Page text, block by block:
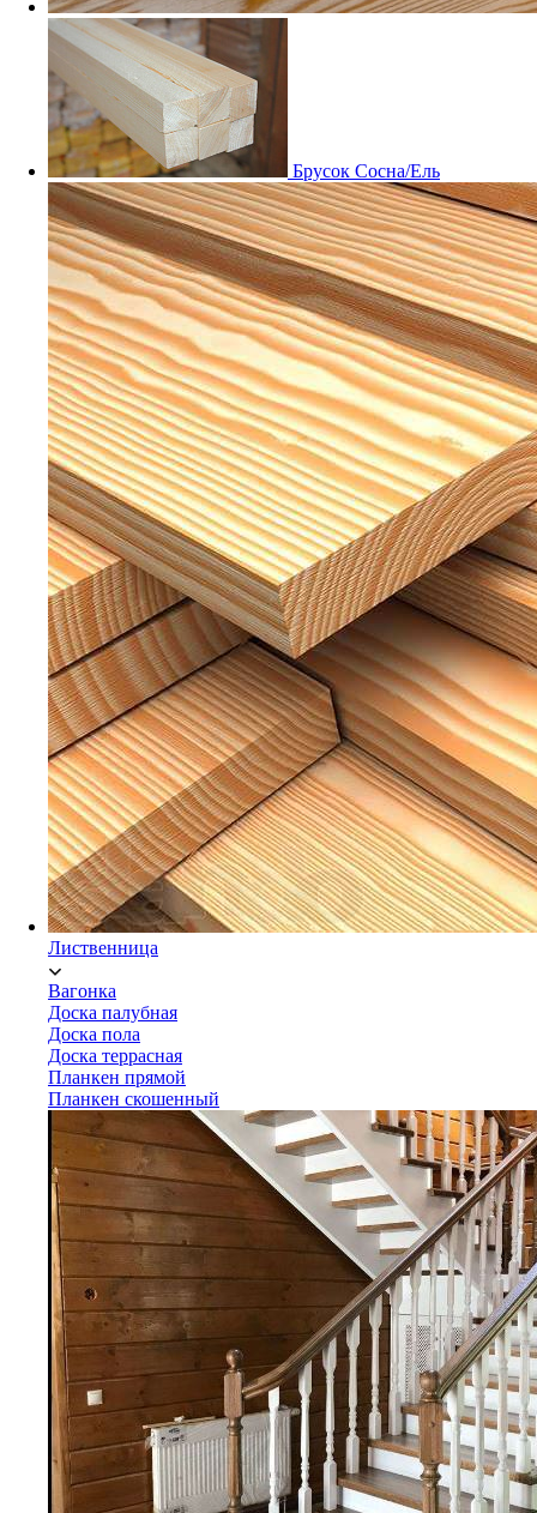
Брусок Сосна/Ель
Лиственница
Вагонка
Доска палубная
Доска пола
Доска террасная
Планкен прямой
Планкен скошенный
Мебельный щит Ясень
Брусок Сосна/Ель
Лиственница
Вагонка
Доска палубная
Доска пола